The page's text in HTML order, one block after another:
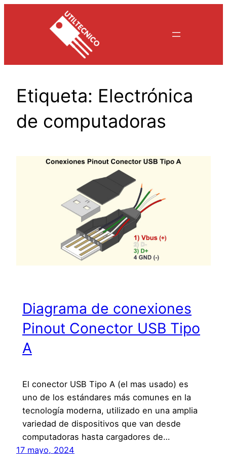
Etiqueta: Electrónica
de computadoras
Diagrama de conexiones
Pinout Conector USB Tipo
A
El conector USB Tipo A (el mas usado) es
uno de los estándares más comunes en la
tecnología moderna, utilizado en una amplia
variedad de dispositivos que van desde
computadoras hasta cargadores de…
17 mayo, 2024